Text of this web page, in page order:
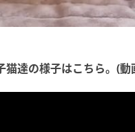
猫達の様子はこちら。(動